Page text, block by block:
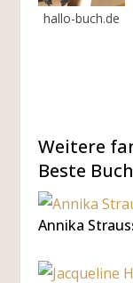
hallo-buch.de
Weitere
Beste
Annika